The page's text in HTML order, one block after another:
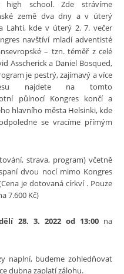
high school. Zde strávíme
země dva dny a v úterý
Lahti, kde v úterý 2. 7. večer
navštíví mladí adventisté
– tzn. téměř z celé
Asscherick a Daniel Bosqued,
je pestrý, zajímavý a více
najdete na tomto
půlnocí Kongres končí a
hlavního města Helsinki, kde
se vracíme přímým
strava, program) včetně
dvou nocí mimo Kongres
je dotovaná církví . Pouze
7.600 Kč)
28. 3. 2022 od 13:00na
naplní, budeme zohledňovat
dubna zaplatí zálohu.